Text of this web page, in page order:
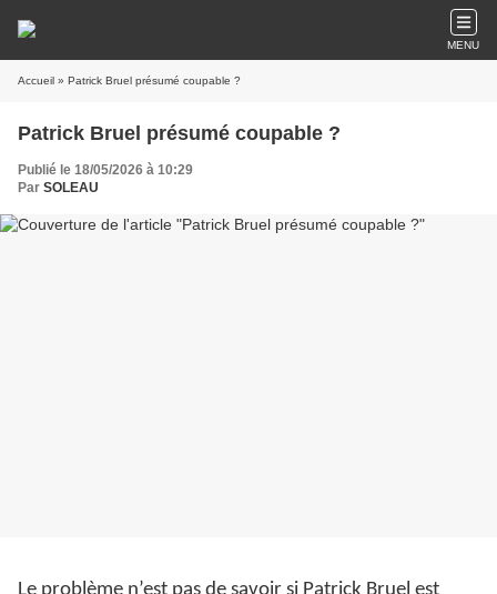
MENU
Accueil » Patrick Bruel présumé coupable ?
Patrick Bruel présumé coupable ?
Publié le 18/05/2026 à 10:29
Par SOLEAU